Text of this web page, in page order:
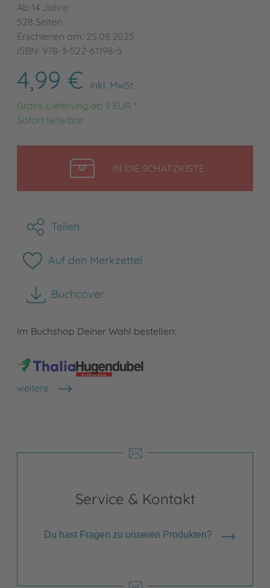
Ab 14 Jahre
528 Seiten
Erschienen am: 25.08.2025
ISBN: 978-3-522-61198-5
4,99 €
inkl. MwSt
Gratis-Lieferung ab 9 EUR *
Sofort lieferbar
IN DIE SCHATZKISTELEGEN
Teilen
Auf den Merkzettel
Buchcover
herunterladen
Im Buchshop Deiner Wahl bestellen:
weitere
Shops anzeigen
Service & Kontakt
Du hast Fragen zu unseren Produkten?